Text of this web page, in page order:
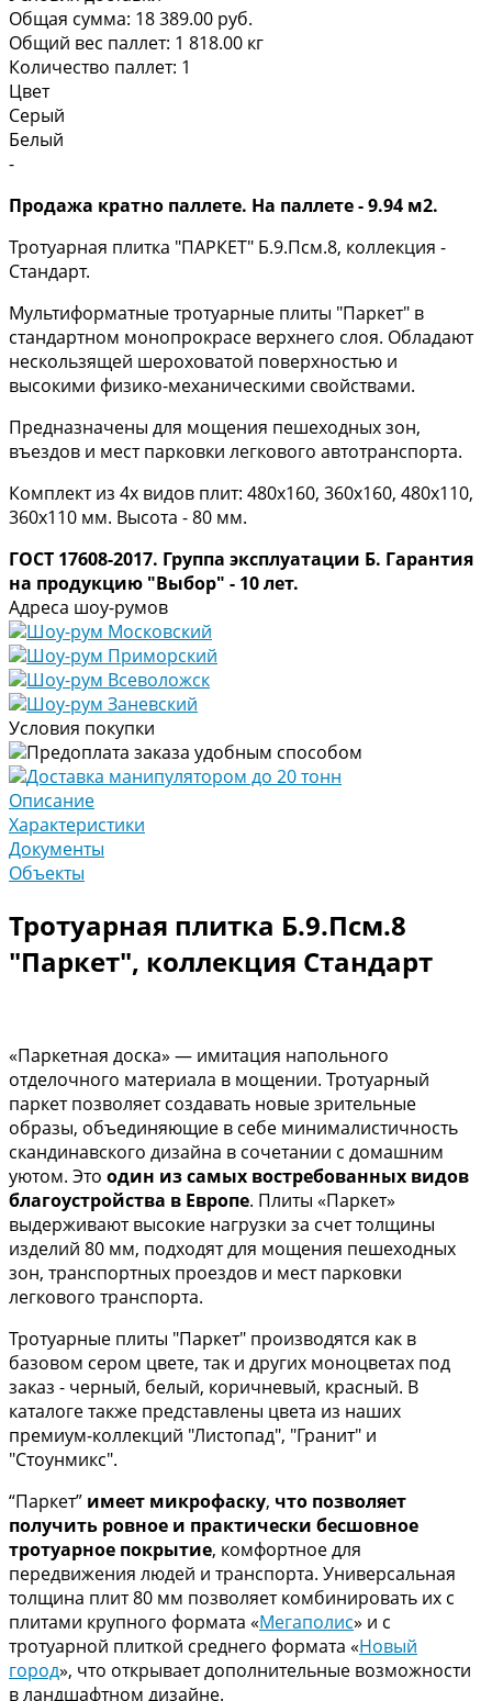
Общая сумма: 18 389.00 руб.
Общий вес паллет: 1 818.00 кг
Количество паллет: 1
Цвет
Серый
Белый
-
Продажа кратно паллете. На паллете - 9.94 м2.
Тротуарная плитка "ПАРКЕТ" Б.9.Псм.8, коллекция -
Стандарт.
Мультиформатные тротуарные плиты "Паркет" в
стандартном монопрокрасе верхнего слоя. Обладают
нескользящей шероховатой поверхностью и
высокими физико-механическими свойствами.
Предназначены для мощения пешеходных зон,
въездов и мест парковки легкового автотранспорта.
Комплект из 4х видов плит: 480х160, 360х160, 480х110,
360х110 мм. Высота - 80 мм.
ГОСТ 17608-2017. Группа эксплуатации Б. Гарантия
на продукцию "Выбор" - 10 лет.
Адреса шоу-румов
Шоу-рум Московский
Шоу-рум Приморский
Шоу-рум Всеволожск
Шоу-рум Заневский
Условия покупки
Предоплата заказа удобным способом
Доставка манипулятором до 20 тонн
Описание
Характеристики
Документы
Объекты
Тротуарная плитка Б.9.Псм.8
"Паркет", коллекция Стандарт
«Паркетная доска» — имитация напольного
отделочного материала в мощении. Тротуарный
паркет позволяет создавать новые зрительные
образы, объединяющие в себе минималистичность
скандинавского дизайна в сочетании с домашним
уютом. Это один из самых востребованных видов
благоустройства в Европе. Плиты «Паркет»
выдерживают высокие нагрузки за счет толщины
изделий 80 мм, подходят для мощения пешеходных
зон, транспортных проездов и мест парковки
легкового транспорта.
Тротуарные плиты "Паркет" производятся как в
базовом сером цвете, так и других моноцветах под
заказ - черный, белый, коричневый, красный. В
каталоге также представлены цвета из наших
премиум-коллекций "Листопад", "Гранит" и
"Стоунмикс".
“Паркет” имеет микрофаску, что позволяет
получить ровное и практически бесшовное
тротуарное покрытие, комфортное для
передвижения людей и транспорта. Универсальная
толщина плит 80 мм позволяет комбинировать их с
плитами крупного формата «Мегаполис» и с
тротуарной плиткой среднего формата «Новый
город», что открывает дополнительные возможности
в ландшафтном дизайне.